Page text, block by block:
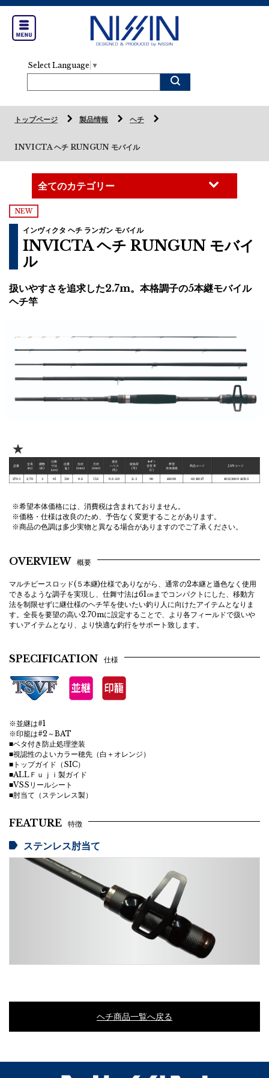
Select Language ▼
トップページ 製品情報 ヘチ
INVICTA ヘチ RUNGUN モバイル
NEW
インヴィクタ ヘチ ランガン モバイル
INVICTA ヘチ RUNGUN モバイ
ル
扱いやすさを追求した2.7m。本格調子の5本継モバイル
ヘチ竿
★
品番
全長
(m)
継数
(本)
仕舞
寸法
(cm)
自重
(g)
先径
(mm)
元径
(mm)
適合
ハリス
(号)
錘負荷
(号)
ｶｰﾎﾞﾝ
含有率
(%)
希望
本体価格
商品コード JANコード
2705 2.70 5 61 150 0.8 11.8 0.8-3.0 2-5 96 43000 6245027 4952260042183
※希望本体価格には、消費税は含まれておりません。
※価格・仕様は改良のため、予告なく変更することがあります。
※商品の色調は多少実物と異なる場合がありますのでご了承ください。
OVERVIEW 概要
マルチピースロッド(５本継)仕様でありながら、通常の2本継と遜色なく使用
できるような調子を実現し、仕舞寸法は61㎝までコンパクトにした、移動方
法を制限せずに継仕様のヘチ竿を使いたい釣り人に向けたアイテムとなりま
す。全長を要望の高い2.70mに設定することで、より各フィールドで扱いや
すいアイテムとなり、より快適な釣行をサポート致します。
SPECIFICATION 仕様
※並継は#1
※印籠は#2～BAT
■ベタ付き防止処理塗装
■視認性のよいカラー穂先（白＋オレンジ）
■トップガイド（SIC）
■ALLＦｕｊｉ製ガイド
■VSSリールシート
■肘当て（ステンレス製）
FEATURE 特徴
ステンレス肘当て
ヘチ商品一覧へ戻る